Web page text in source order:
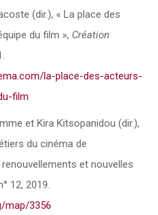
(dir.), « La place des
du film », Création
la-place-des-acteurs-
film
et Kira Kitsopanidou (dir.),
du cinéma de
et nouvelles
12, 2019.
map/3356